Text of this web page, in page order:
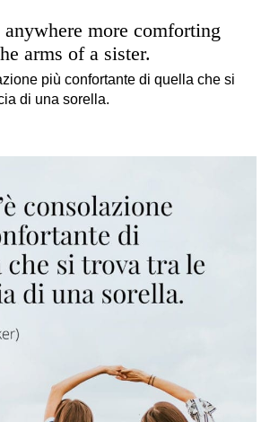
anywhere more comforting
arms of a sister.
più confortante di quella che si
di una sorella.